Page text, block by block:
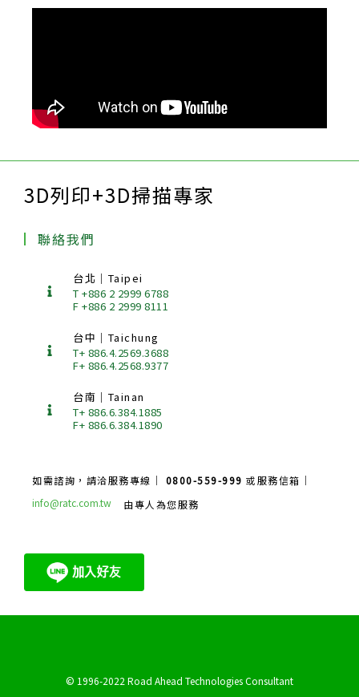
3D列印+3D掃描專家
聯絡我們
台北｜Taipei
T +886 2 2999 6788
F +886 2 2999 8111
台中｜Taichung
T+ 886.4.2569.3688
F+ 886.4.2568.9377
台南｜Tainan
T+ 886.6.384.1885
F+ 886.6.384.1890
如需諮詢，請洽服務專線｜ 0800-559-999 或服務信箱｜
info@ratc.com.tw
由專人為您服務
© 1996-2022 Road Ahead Technologies Consultant